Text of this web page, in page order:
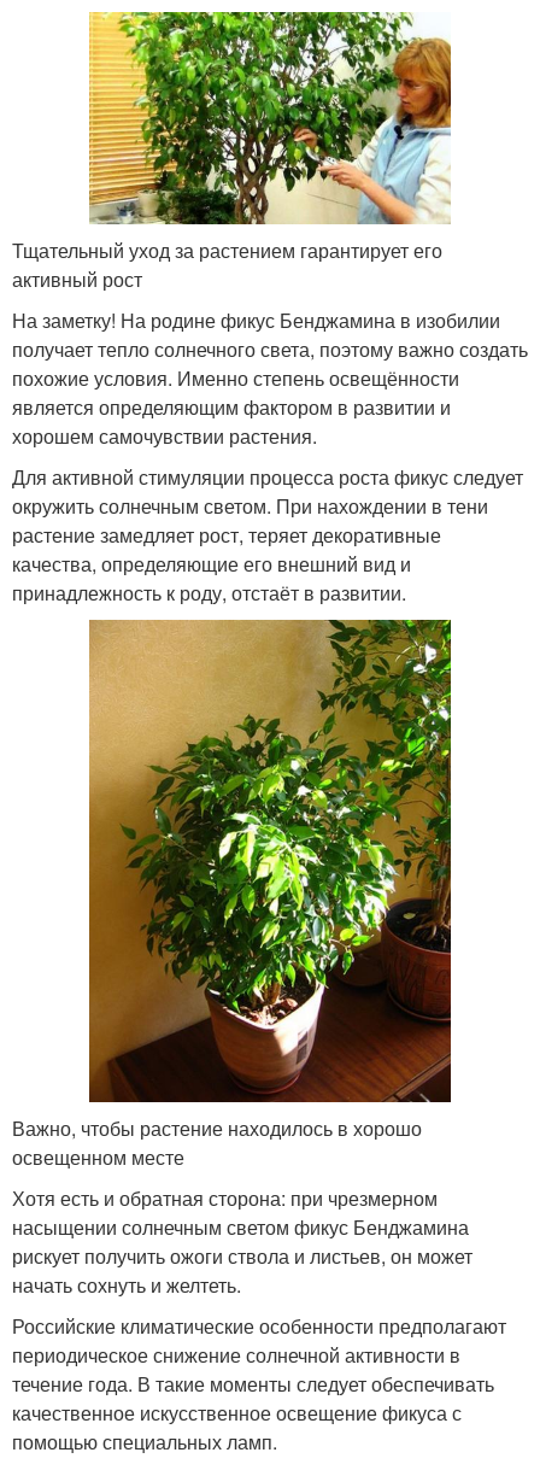
Тщательный уход за растением гарантирует его
активный рост
На заметку! На родине фикус Бенджамина в изобилии
получает тепло солнечного света, поэтому важно создать
похожие условия. Именно степень освещённости
является определяющим фактором в развитии и
хорошем самочувствии растения.
Для активной стимуляции процесса роста фикус следует
окружить солнечным светом. При нахождении в тени
растение замедляет рост, теряет декоративные
качества, определяющие его внешний вид и
принадлежность к роду, отстаёт в развитии.
Важно, чтобы растение находилось в хорошо
освещенном месте
Хотя есть и обратная сторона: при чрезмерном
насыщении солнечным светом фикус Бенджамина
рискует получить ожоги ствола и листьев, он может
начать сохнуть и желтеть.
Российские климатические особенности предполагают
периодическое снижение солнечной активности в
течение года. В такие моменты следует обеспечивать
качественное искусственное освещение фикуса с
помощью специальных ламп.